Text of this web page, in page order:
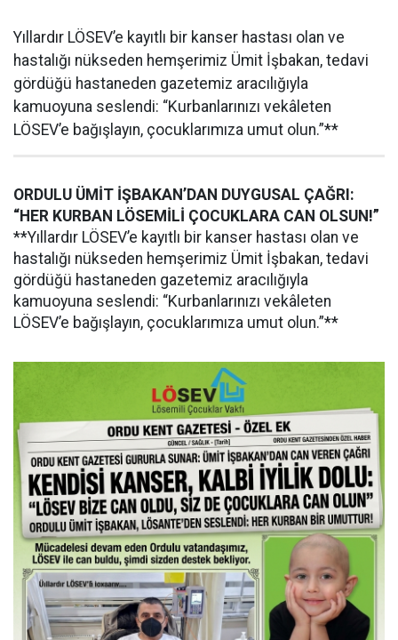
Yıllardır LÖSEV’e kayıtlı bir kanser hastası olan ve
hastalığı nükseden hemşerimiz Ümit İşbakan, tedavi
gördüğü hastaneden gazetemiz aracılığıyla
kamuoyuna seslendi: “Kurbanlarınızı vekâleten
LÖSEV’e bağışlayın, çocuklarımıza umut olun.”**
ORDULU ÜMİT İŞBAKAN’DAN DUYGUSAL ÇAĞRI:
“HER KURBAN LÖSEMİLİ ÇOCUKLARA CAN OLSUN!”
**Yıllardır LÖSEV’e kayıtlı bir kanser hastası olan ve
hastalığı nükseden hemşerimiz Ümit İşbakan, tedavi
gördüğü hastaneden gazetemiz aracılığıyla
kamuoyuna seslendi: “Kurbanlarınızı vekâleten
LÖSEV’e bağışlayın, çocuklarımıza umut olun.”**